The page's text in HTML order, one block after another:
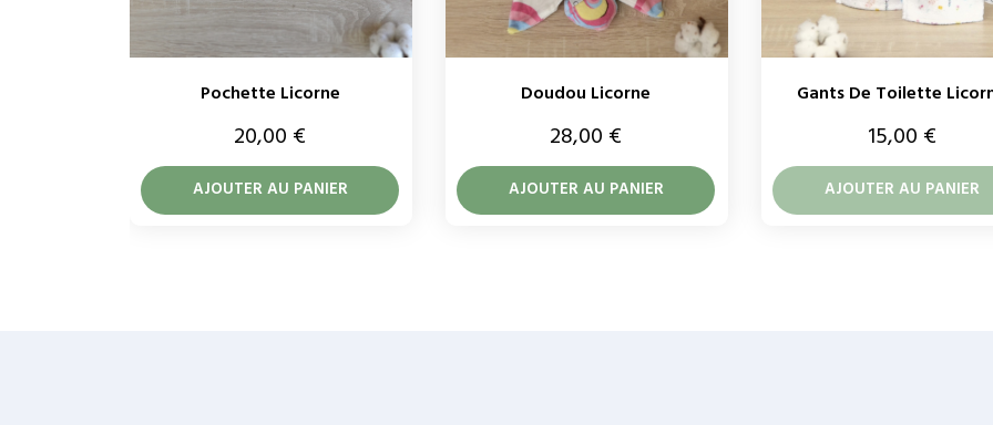
Pochette Licorne
Prix
20,00 €
AJOUTER AU PANIER
Doudou Licorne
Prix
28,00 €
AJOUTER AU PANIER
Gants De Toilette
Prix
15,00 €
AJOUTER AU PANIER